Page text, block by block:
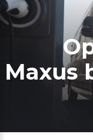
Maxus